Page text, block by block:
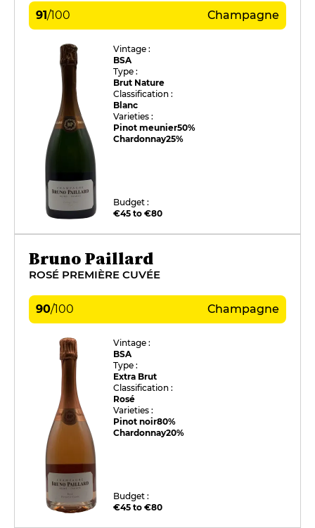
91/100 Champagne
Vintage :
BSA
Type :
Brut Nature
Classification :
Blanc
Varieties :
Pinot meunier50%
Chardonnay25%
Budget :
€45 to €80
Bruno Paillard
ROSÉ PREMIÈRE CUVÉE
90/100 Champagne
Vintage :
BSA
Type :
Extra Brut
Classification :
Rosé
Varieties :
Pinot noir80%
Chardonnay20%
Budget :
€45 to €80